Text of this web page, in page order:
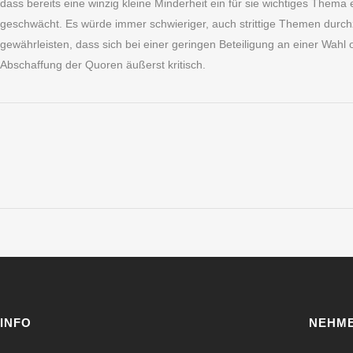
dass bereits eine winzig kleine Minderheit ein für sie wichtiges
geschwächt. Es würde immer schwieriger, auch strittige Themen
gewährleisten, dass sich bei einer geringen Beteiligung an einer
Abschaffung der Quoren äußerst kritisch.
INFO